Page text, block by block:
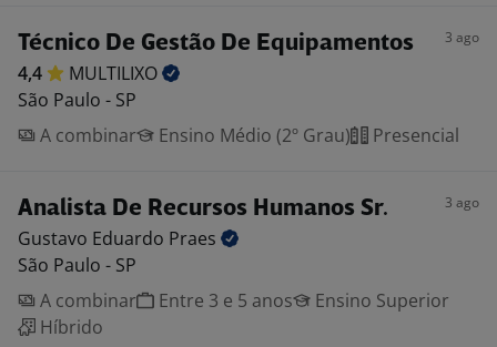
Técnico De Gestão De Equipamentos 3 ago
4,4
MULTILIXO
São Paulo - SP
A combinar
Ensino Médio (2º Grau) Presencial
Analista De Recursos Humanos Sr. 3 ago
Gustavo Eduardo Praes
São Paulo - SP
A combinar
Entre 3 e 5 anos
Ensino Superior
Híbrido